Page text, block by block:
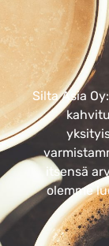
Silta Asia
itsensä
olemme